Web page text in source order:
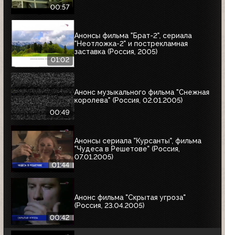
00:57
01:02
Анонсы фильма "Брат-2", сериала
"Неотложка-2" и пострекламная
заставка (Россия, 2005)
00:49
Анонс музыкального фильма "Снежная
королева" (Россия, 02.01.2005)
01:44
Анонсы сериала "Курсанты", фильма
"Чудеса в Решетове" (Россия,
07.01.2005)
00:42
Анонс фильма "Скрытая угроза"
(Россия, 23.04.2005)